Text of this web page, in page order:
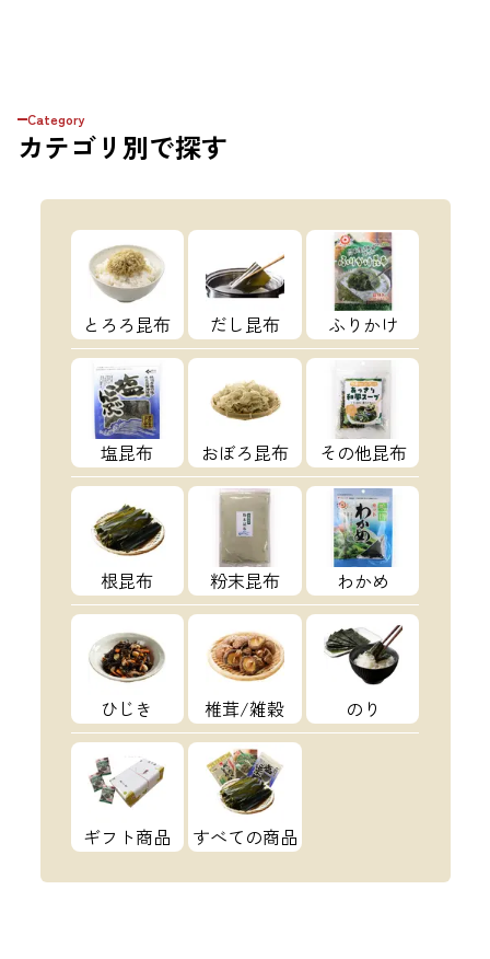
Category
カテゴリ 別で探す
とろろ昆布 だし昆布 ふりかけ
塩昆布 おぼろ昆布 その他昆布
根昆布 粉末昆布 わかめ
ひじき 椎茸/雑穀 のり
ギフト商品 すべての商品